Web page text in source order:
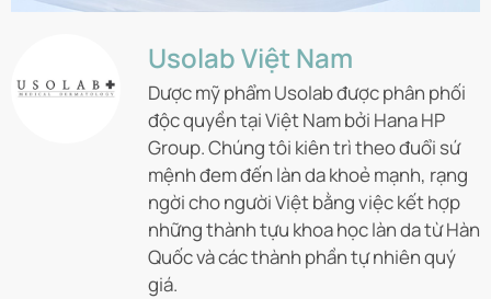
Usolab Việt Nam
Dược mỹ phẩm Usolab được phân phối
độc quyền tại Việt Nam bởi Hana HP
Group. Chúng tôi kiên trì theo đuổi sứ
mệnh đem đến làn da khoẻ mạnh, rạng
ngời cho người Việt bằng việc kết hợp
những thành tựu khoa học làn da từ Hàn
Quốc và các thành phần tự nhiên quý
giá.